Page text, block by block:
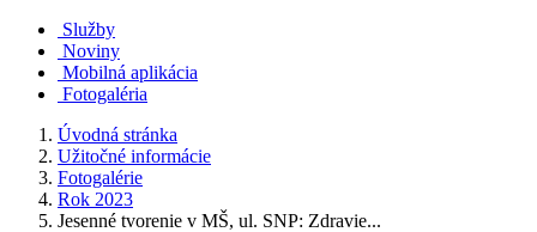
Služby
Noviny
Mobilná aplikácia
Fotogaléria
Úvodná stránka
Užitočné informácie
Fotogalérie
Rok 2023
Jesenné tvorenie v MŠ, ul. SNP: Zdravie...